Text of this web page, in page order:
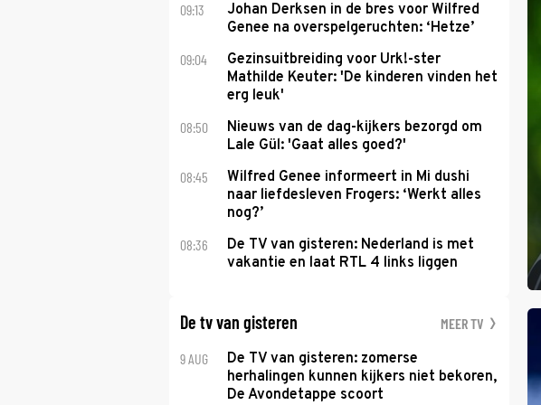
09:13
Johan Derksen in de bres voor Wilfred
Genee na overspelgeruchten: ‘Hetze’
09:04
Gezinsuitbreiding voor Urk!-ster
Mathilde Keuter: 'De kinderen vinden het
erg leuk'
08:50
Nieuws van de dag-kijkers bezorgd om
Lale Gül: 'Gaat alles goed?'
08:45
Wilfred Genee informeert in Mi dushi
naar liefdesleven Frogers: ‘Werkt alles
nog?’
08:36
De TV van gisteren: Nederland is met
vakantie en laat RTL 4 links liggen
De tv van gisteren MEER TV
9 AUG
De TV van gisteren: zomerse
herhalingen kunnen kijkers niet bekoren,
De Avondetappe scoort